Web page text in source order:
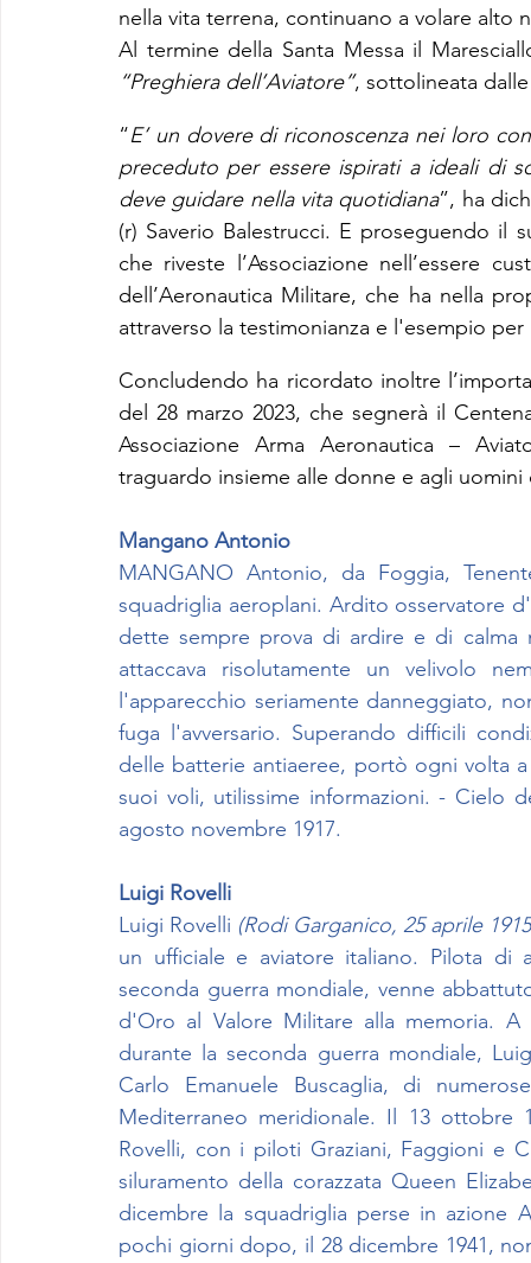
nella vita terrena, continuano a volare alto
“Preghiera dell’Aviatore”, sottolineata
“E’ un dovere di riconoscenza nei loro
preceduto per essere ispirati a ideali di
deve guidare nella vita quotidiana”, ha
(r) Saverio Balestrucci. E proseguendo il
che riveste l’Associazione nell’essere
dell’Aeronautica Militare, che ha nella
attraverso la testimonianza e l'esempio per
Concludendo ha ricordato inoltre
del 28 marzo 2023, che segnerà il
Associazione Arma Aeronautica –
traguardo insieme alle donne e agli uomini
Mangano Antonio
MANGANO Antonio, da Foggia,
squadriglia aeroplani. Ardito osservatore
dette sempre prova di ardire e di calma
attaccava risolutamente un velivolo
l'apparecchio seriamente danneggiato,
fuga l'avversario. Superando difficili
delle batterie antiaeree, portò ogni volta
suoi voli, utilissime informazioni. - Cielo
agosto novembre 1917.
Luigi Rovelli
Luigi Rovelli (Rodi Garganico, 25 aprile
un ufficiale e aviatore italiano. Pilota di
seconda guerra mondiale, venne
d'Oro al Valore Militare alla memoria.
durante la seconda guerra mondiale,
Carlo Emanuele Buscaglia, di
Mediterraneo meridionale. Il 13 ottobre
Rovelli, con i piloti Graziani, Faggioni e
siluramento della corazzata Queen
dicembre la squadriglia perse in azione
pochi giorni dopo, il 28 dicembre 1941,